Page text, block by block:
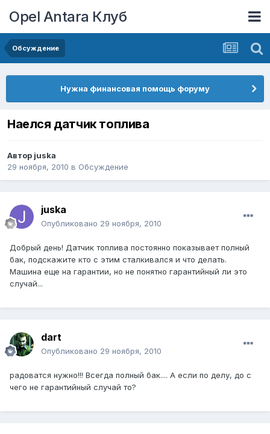
Opel Antara Клуб
Обсуждение
Нужна финансовая помощь форуму
Наелся датчик топлива
Автор juska
29 ноября, 2010 в Обсуждение
juska
Опубликовано 29 ноября, 2010
Добрый день! Датчик топлива постоянно показывает полный
бак, подскажите кто с этим сталкивался и что делать.
Машина еще на гарантии, но не понятно гарантийный ли это
случай...
dart
Опубликовано 29 ноября, 2010
радоватся нужно!!! Всегда полный бак.... А если по делу, до с
чего не гарантийный случай то?